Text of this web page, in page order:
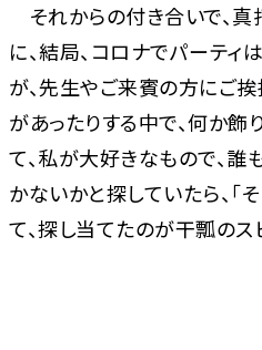
それからの付き合いで、
に、結局、コロナでパーティ
が、先生やご来賓の方にご
があったりする中で、何か飾
て、私が大好きなもので、誰
かないかと探していたら、「
て、探し当てたのが干瓢のス